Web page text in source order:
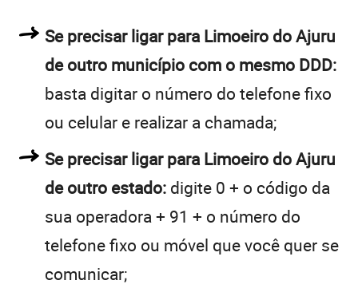
Se precisar ligar para Limoeiro do Ajuru
de outro município com o mesmo DDD:
basta digitar o número do telefone fixo
ou celular e realizar a chamada;
Se precisar ligar para Limoeiro do Ajuru
de outro estado: digite 0 + o código da
sua operadora + 91 + o número do
telefone fixo ou móvel que você quer se
comunicar;